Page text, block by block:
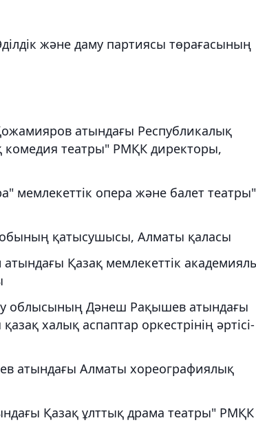
және даму партиясы төрағасының
атындағы Республикалық
комедия театры" РМҚК директоры,
мемлекеттік опера және балет театры"
қатысушысы, Алматы қаласы
Қазақ мемлекеттік
облысының Дәнеш Рақышев атындағы
халық аспаптар оркестрінің әртісі-
атындағы Алматы хореографиялық
Қазақ ұлттық драма театры" РМҚК